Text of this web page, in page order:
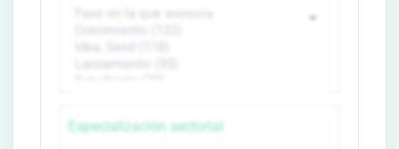
Especialización sectorial